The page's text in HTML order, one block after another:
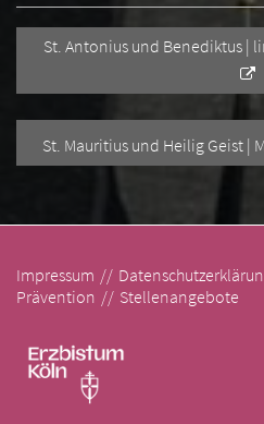
St. Antonius und Benediktus |
St. Mauritius und Heilig Geist |
Impressum
Prävention
Stellenangebote